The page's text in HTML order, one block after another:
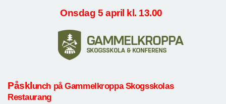
Onsdag 5 april kl. 13.00
Påskl unch på Gammelkroppa Skogsskolas
Restaurang